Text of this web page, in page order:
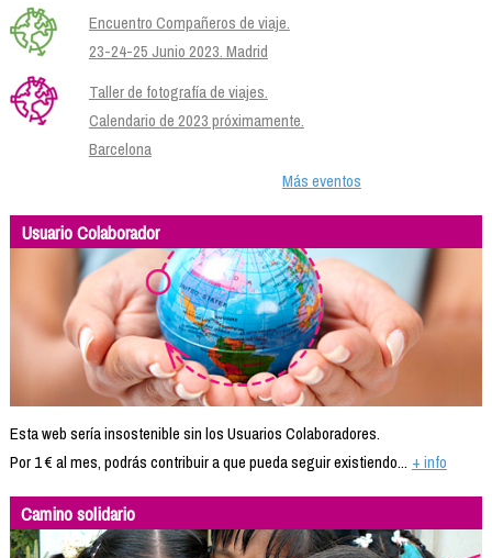
Encuentro Compañeros de viaje.
23-24-25 Junio 2023. Madrid
Taller de fotografía de viajes.
Calendario de 2023 próximamente.
Barcelona
Más eventos
Usuario Colaborador
Esta web sería insostenible sin los Usuarios Colaboradores.
Por 1 € al mes, podrás contribuir a que pueda seguir existiendo... + info
Camino solidario